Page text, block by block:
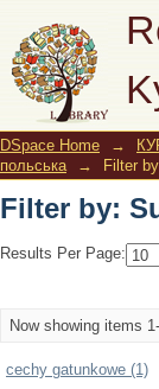
Filter by:
DSpace Home →
польська
→ Filter
Filter by:
Results Per Page:
Now showing items
cechy gatunkowе (1)